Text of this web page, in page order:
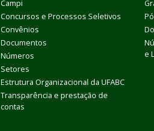
Campi
Concursos e Processos Seletivos
Convênios
Documentos
Números
Setores
Estrutura Organizacional da UFABC
Transparência e prestação de
contas
e